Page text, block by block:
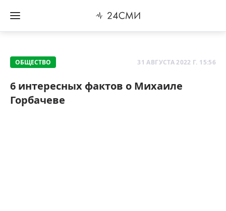
ОБЩЕСТВО 31 АВГУСТА 2022 Г. 15:56
6 интересных фактов о Михаиле
Горбачеве